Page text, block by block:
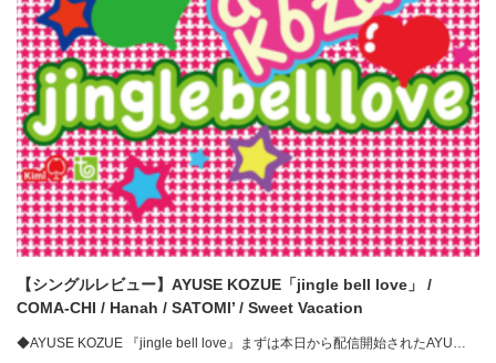
【シングルレビュー】AYUSE KOZUE「jingle bell love」 /
COMA-CHI / Hanah / SATOMI’ / Sweet Vacation
◆AYUSE KOZUE 『jingle bell love』まずは本日から配信開始されたAYU…